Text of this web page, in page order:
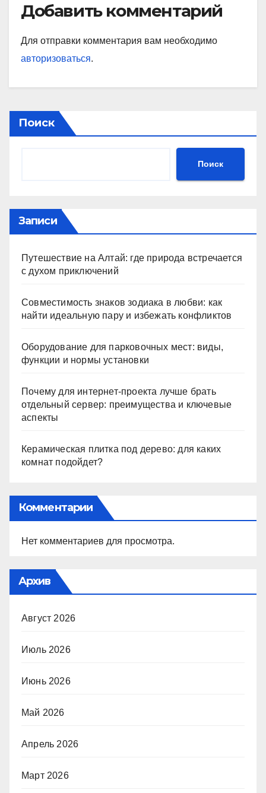
Добавить комментарий
Для отправки комментария вам необходимо
авторизоваться.
Поиск
Поиск
Записи
Путешествие на Алтай: где природа встречается
с духом приключений
Совместимость знаков зодиака в любви: как
найти идеальную пару и избежать конфликтов
Оборудование для парковочных мест: виды,
функции и нормы установки
Почему для интернет-проекта лучше брать
отдельный сервер: преимущества и ключевые
аспекты
Керамическая плитка под дерево: для каких
комнат подойдет?
Комментарии
Нет комментариев для просмотра.
Архив
Август 2026
Июль 2026
Июнь 2026
Май 2026
Апрель 2026
Март 2026